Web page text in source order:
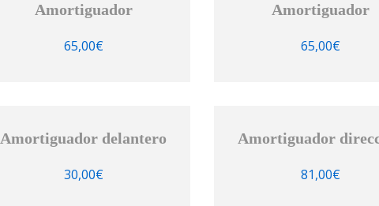
Amortiguador
65,00€
Amortiguador
65,00€
Amortiguador delantero
30,00€
Amortiguador
81,00€